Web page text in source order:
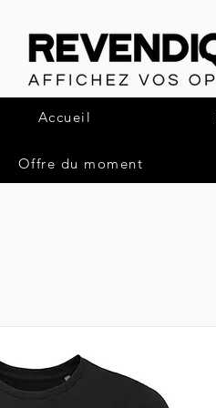
Accueil
Offre du moment